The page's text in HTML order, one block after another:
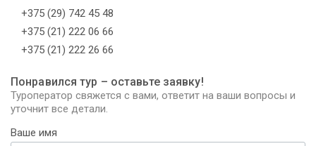
+375 (29) 742 45 48
+375 (21) 222 06 66
+375 (21) 222 26 66
Понравился тур – оставьте заявку!
Туроператор свяжется с вами, ответит на ваши вопросы и
уточнит все детали.
Ваше имя